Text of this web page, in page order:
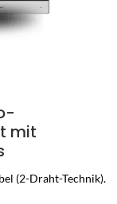
mit
(2-Draht-Technik).